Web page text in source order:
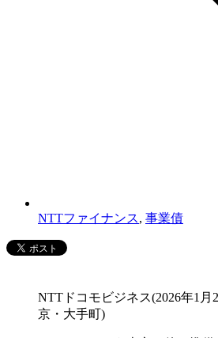
NTTファイナンス, 事業債
NTTドコモビジネス(2026年1月
京・大手町)